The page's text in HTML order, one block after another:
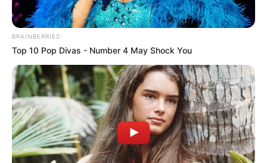
mini-a-thür
Der landschaftlich sehr reizvoll gelegene
vielen bedeutenden Bauwerken in
Thüringen. Außerdem kann man direkt neben dem Park
auf einer Sommerrodelbahn ins Tal rauschen.
Schloss Wilhelmsburg in Schmalkalden
Ein sehr schönes Schloss, das den
architektonischen Mittelpunkt von
Schmalkalden bildet und ein Museum zu
BRAINBERRIES
Top 10 Pop Divas - Number 4 May Shock You